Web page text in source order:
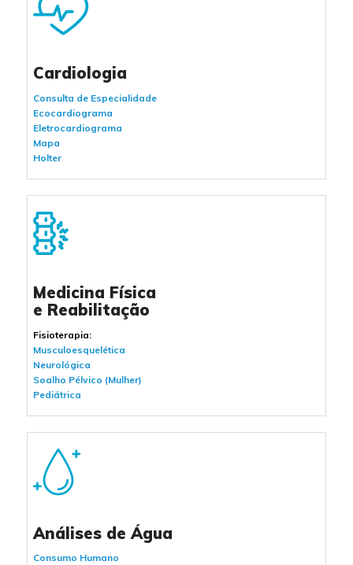
Cardiologia
Consulta de Especialidade
Ecocardiograma
Eletrocardiograma
Mapa
Holter
Medicina Física
e Reabilitação
Fisioterapia:
Musculoesquelética
Neurológica
Soalho Pélvico (Mulher)
Pediátrica
Análises de Água
Consumo Humano